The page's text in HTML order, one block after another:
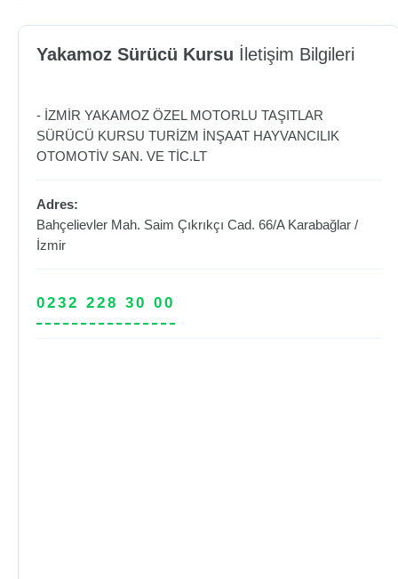
Yakamoz Sürücü Kursu İletişim Bilgileri
- İZMİR YAKAMOZ ÖZEL MOTORLU TAŞITLAR
SÜRÜCÜ KURSU TURİZM İNŞAAT HAYVANCILIK
OTOMOTİV SAN. VE TİC.LT
Adres:
Bahçelievler Mah. Saim Çıkrıkçı Cad. 66/A Karabağlar /
İzmir
0232 228 30 00